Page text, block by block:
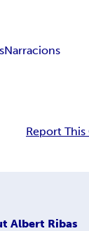
Narracions
Report
Albert Ribas